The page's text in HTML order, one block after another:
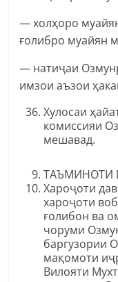
— холҳоро
ғолибро муайян
— натиҷаи
имзои аъзои
Хулосаи
комиссияи
мешавад.
ТАЪМИНОТИ
Хароҷоти
хароҷоти
ғолибон ва
чоруми
баргузории
мақомоти
Вилояти